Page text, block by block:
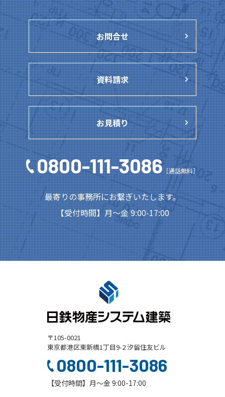
お問合せ
資料請求
お見積り
0800-111-3086 ［通話無料］
最寄りの事務所にお繋ぎいたします。
【受付時間】月～金 9:00-17:00
〒105-0021
東京都港区東新橋1丁目9-2 汐留住友ビル
0800-111-3086
【受付時間】月～金 9:00-17:00